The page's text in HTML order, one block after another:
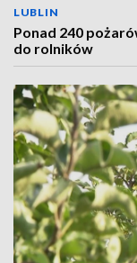
LUBLIN
Ponad 240
do rolników